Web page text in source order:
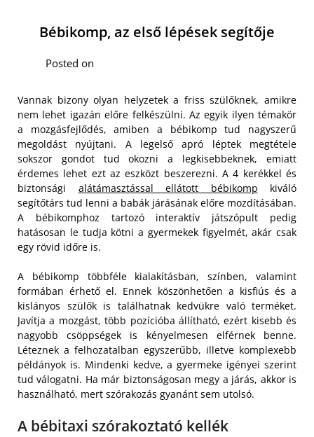
Bébikomp, az első lépések segítője
Posted on
Vannak bizony olyan helyzetek a friss szülőknek, amikre
nem lehet igazán előre felkészülni. Az egyik ilyen témakör
a mozgásfejlődés, amiben a bébikomp tud nagyszerű
megoldást nyújtani. A legelső apró léptek megtétele
sokszor gondot tud okozni a legkisebbeknek, emiatt
érdemes lehet ezt az eszközt beszerezni. A 4 kerékkel és
biztonsági alátámasztással ellátott bébikomp kiváló
segítőtárs tud lenni a babák járásának előre mozdításában.
A bébikomphoz tartozó interaktív játszópult pedig
hatásosan le tudja kötni a gyermekek figyelmét, akár csak
egy rövid időre is.
A bébikomp többféle kialakításban, színben, valamint
formában érhető el. Ennek köszönhetően a kisfiús és a
kislányos szülők is találhatnak kedvükre való terméket.
Javítja a mozgást, több pozícióba állítható, ezért kisebb és
nagyobb csöppségek is kényelmesen elférnek benne.
Léteznek a felhozatalban egyszerűbb, illetve komplexebb
példányok is. Mindenki kedve, a gyermeke igényei szerint
tud válogatni. Ha már biztonságosan megy a járás, akkor is
használható, mert szórakozás gyanánt sem utolsó.
A bébitaxi szórakoztató kellék